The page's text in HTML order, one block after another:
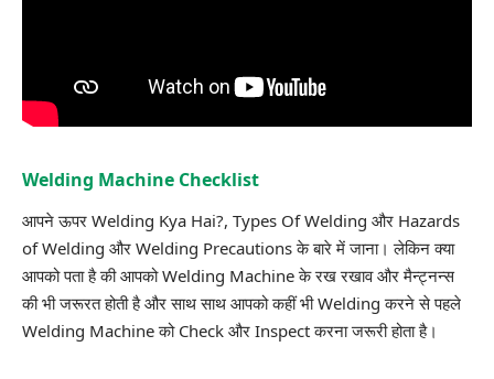
Welding Machine Checklist
आपने ऊपर Welding Kya Hai?, Types Of Welding और Hazards
of Welding और Welding Precautions के बारे में जाना। लेकिन क्या
आपको पता है की आपको Welding Machine के रख रखाव और मैन्ट्नन्स
की भी जरूरत होती है और साथ साथ आपको कहीं भी Welding करने से पहले
Welding Machine को Check और Inspect करना जरूरी होता है।